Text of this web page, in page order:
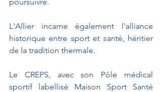
L'Allier incarne également l'alliance
historique entre sport et santé, héritier
de la tradition thermale.
Le CREPS, avec son Pôle médical
sportif labellisé Maison Sport Santé